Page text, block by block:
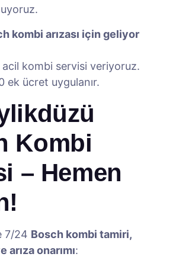
kombi arızası için geliyor
kombi servisi veriyoruz.
ek ücret uygulanır.
Kombi
– Hemen
7/24 Bosch kombi tamiri,
arıza onarımı: